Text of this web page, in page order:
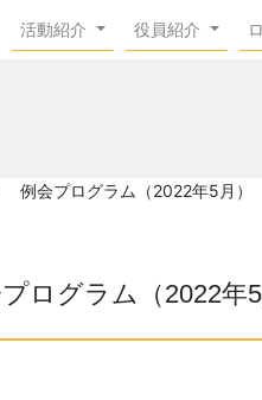
活動紹介 役員紹介
例会プログラム（2022年5月）
ログラム（2022年5